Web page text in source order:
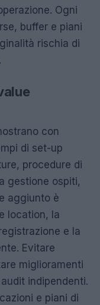
Ogni
buffer e piani
rischia di
con
di set-up
procedure di
gestione ospiti,
aggiunto è
location, la
e la
Evitare
miglioramenti
indipendenti.
e piani di